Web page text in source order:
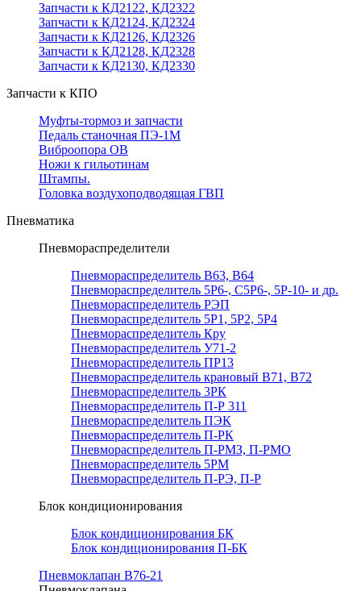
Запчасти к КД2122, КД2322
Запчасти к КД2124, КД2324
Запчасти к КД2126, КД2326
Запчасти к КД2128, КД2328
Запчасти к КД2130, КД2330
Запчасти к КПО
Муфты-тормоз и запчасти
Педаль станочная ПЭ-1М
Виброопора ОВ
Ножи к гильотинам
Штампы.
Головка воздухоподводящая ГВП
Пневматика
Пневмораспределители
Пневмораспределитель В63, В64
Пневмораспределитель 5Р6-, С5Р6-, 5Р-10- и др.
Пневмораспределитель РЭП
Пневмораспределитель 5Р1, 5Р2, 5Р4
Пневмораспределитель Кру
Пневмораспределитель У71-2
Пневмораспределитель ПР13
Пневмораспределитель крановый В71, В72
Пневмораспределитель 3РК
Пневмораспределитель П-Р 311
Пневмораспределитель ПЭК
Пневмораспределитель П-РК
Пневмораспределитель П-РМЗ, П-РМО
Пневмораспределитель 5РМ
Пневмораспределитель П-РЭ, П-Р
Блок кондиционирования
Блок кондиционирования БК
Блок кондиционирования П-БК
Пневмоклапан В76-21